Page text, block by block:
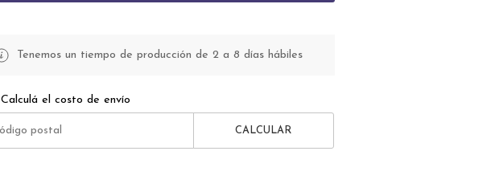
Tenemos un tiempo de producción de 2 a 8 días hábiles
Calculá el costo de envío
CALCULAR